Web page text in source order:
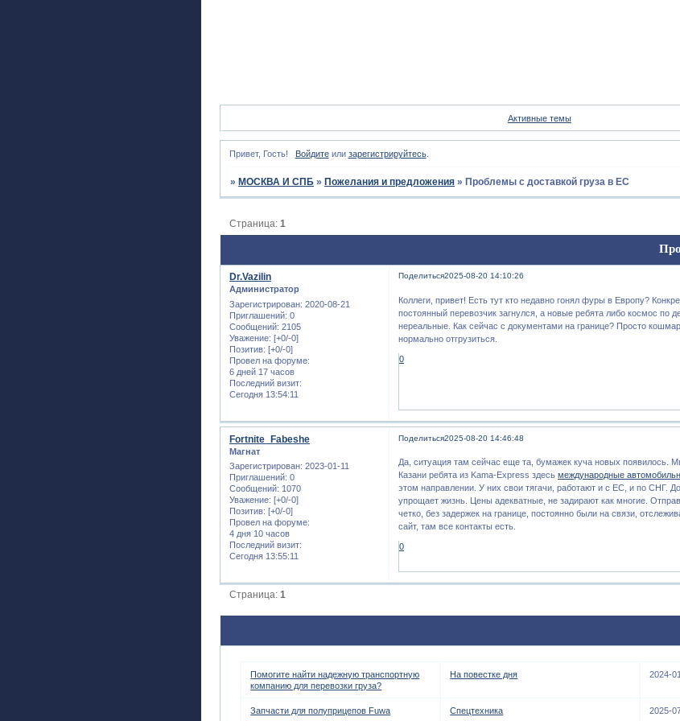
Активные темы
Привет, Гость! Войдитеили зарегистрируйтесь.
» МОСКВА И СПБ » Пожелания и предложения » Проблемы с доставкой груза в ЕС
Страница:1
Поделиться2025-08-20 14:10:26
Dr.Vazilin
Администратор
Зарегистрирован: 2020-08-21
Приглашений: 0
Сообщений: 2105
Уважение: [+0/-0]
Позитив: [+0/-0]
Провел на форуме:
6 дней 17 часов
Последний визит:
Сегодня 13:54:11
Коллеги, привет! Есть тут кто недавно гонял фуры в Европу?
постоянный перевозчик загнулся, а новые ребята либо космос по
нереальные. Как сейчас с документами на границе? Просто
нормально отгрузиться.
0
Поделиться2025-08-20 14:46:48
Fortnite_Fabeshe
Магнат
Зарегистрирован: 2023-01-11
Приглашений: 0
Сообщений: 1070
Уважение: [+0/-0]
Позитив: [+0/-0]
Провел на форуме:
4 дня 10 часов
Последний визит:
Сегодня 13:55:11
Да, ситуация там сейчас еще та, бумажек куча новых появилось.
Казани ребята из Kama-Express здесьмеждународные
этом направлении. У них свои тягачи, работают и с ЕС, и по СНГ.
упрощает жизнь. Цены адекватные, не задирают как многие.
четко, без задержек на границе, постоянно были на связи,
сайт, там все контакты есть.
0
Страница:1
Помогите найти надежную транспортную
компанию для перевозки груза?
На повестке дня 2024-
Запчасти для полуприцепов Fuwa Спецтехника 2025-